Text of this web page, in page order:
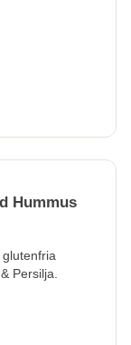
Hummus
Persilja.